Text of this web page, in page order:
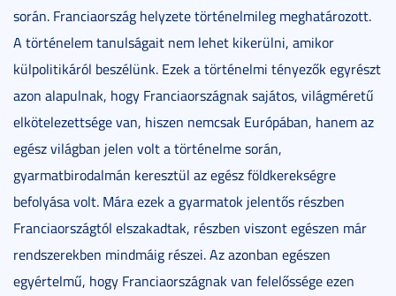
során. Franciaország helyzete történelmileg meghatározott.
A történelem tanulságait nem lehet kikerülni, amikor
külpolitikáról beszélünk. Ezek a történelmi tényezők egyrészt
azon alapulnak, hogy Franciaországnak sajátos, világméretű
elkötelezettsége van, hiszen nemcsak Európában, hanem az
egész világban jelen volt a történelme során,
gyarmatbirodalmán keresztül az egész földkerekségre
befolyása volt. Mára ezek a gyarmatok jelentős részben
Franciaországtól elszakadtak, részben viszont egészen már
rendszerekben mindmáig részei. Az azonban egészen
egyértelmű, hogy Franciaországnak van felelőssége ezen